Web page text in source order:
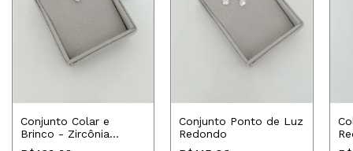
Conjunto Colar e
Brinco - Zircônia
Transparente
Conjunto Ponto de Luz
Redondo